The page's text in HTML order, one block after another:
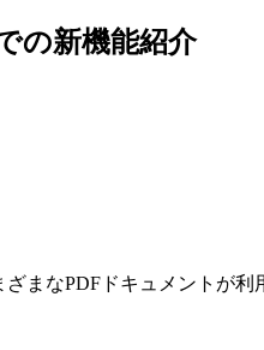
の新機能紹介
まなPDFドキュメントが利